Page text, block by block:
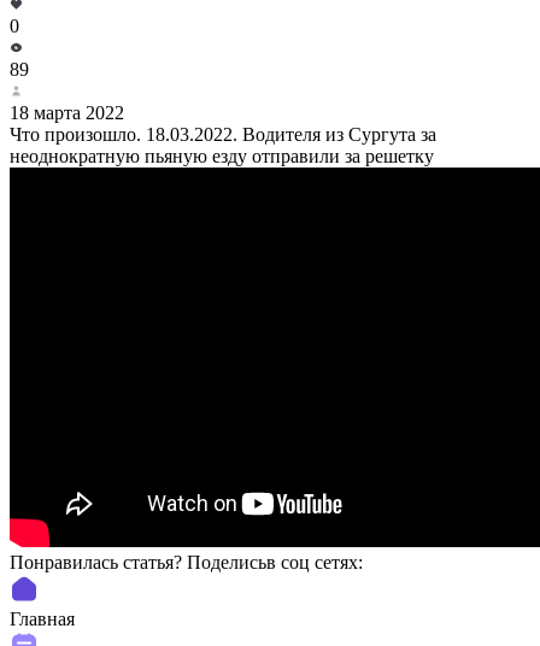
0
89
18 марта 2022
Что произошло. 18.03.2022. Водителя из Сургута за
неоднократную пьяную езду отправили за решетку
Понравилась статья? Поделиcьв соц сетях:
Главная